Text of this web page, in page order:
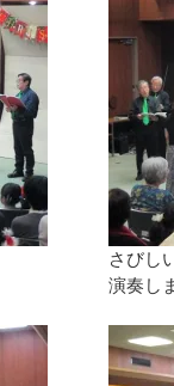
さびし
演奏し